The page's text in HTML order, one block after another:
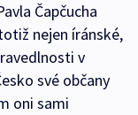
Čapčucha
nejen íránské,
v
své občany
oni sami